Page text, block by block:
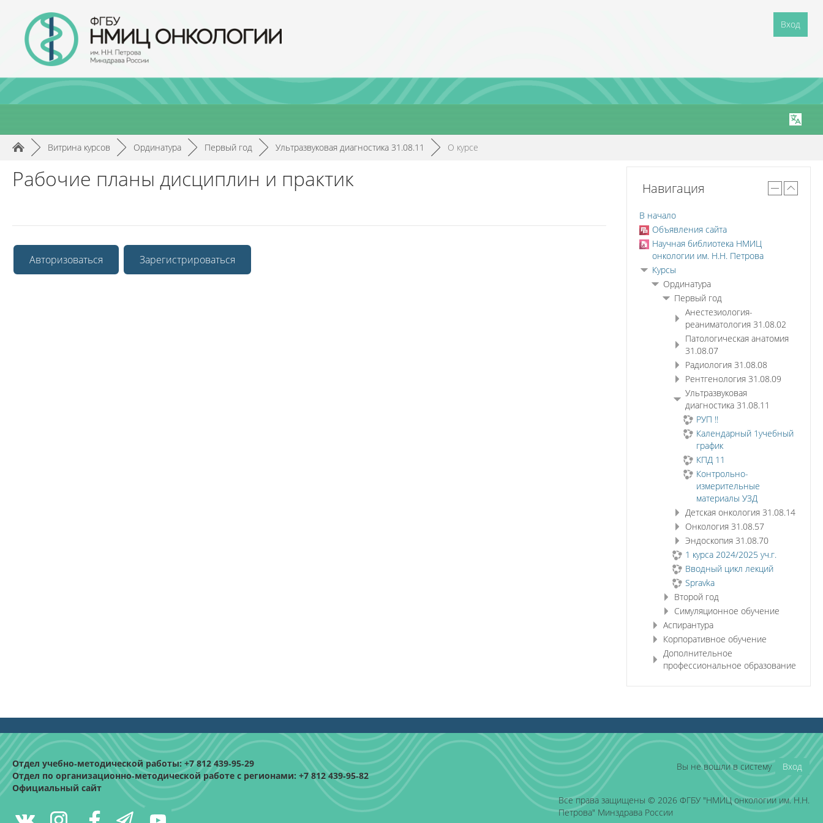
Вход
► Витрина курсов ► Ординатура ► Первый год ► Ультразвуковая диагностика 31.08.11 ► О курсе
Рабочие планы дисциплин и практик
Авторизоваться Зарегистрироваться
Навигация
В начало
Объявления сайта
Научная библиотека НМИЦ
онкологии им. Н.Н. Петрова
Курсы
Ординатура
Первый год
Анестезиология-
реаниматология 31.08.02
Патологическая анатомия
31.08.07
Радиология 31.08.08
Рентгенология 31.08.09
Ультразвуковая
диагностика 31.08.11
РУП !!
Календарный 1учебный
график
КПД 11
Контрольно-
измерительные
материалы УЗД
Детская онкология 31.08.14
Онкология 31.08.57
Эндоскопия 31.08.70
1 курса 2024/2025 уч.г.
Вводный цикл лекций
Spravka
Второй год
Симуляционное обучение
Аспирантура
Корпоративное обучение
Дополнительное
профессиональное образование
Отдел учебно‑методической работы: +7 812 439‑95‑29
Отдел по организационно‑методической работе с регионами: +7 812 439‑95‑82
Официальный сайт
Вы не вошли в систему Вход
Все права защищены © 2026 ФГБУ "НМИЦ онкологии им. Н.Н.
Петрова" Минздрава России